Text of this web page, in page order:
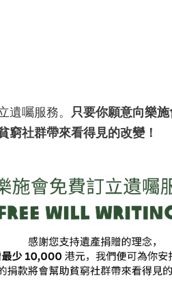
遺囑服務。 只要你願意向樂
窮社群帶來看得見的改變！